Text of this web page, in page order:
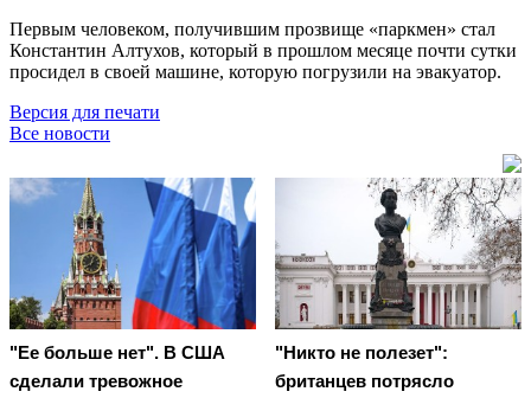
Первым человеком, получившим прозвище «паркмен» стал
Константин Алтухов, который в прошлом месяце почти сутки
просидел в своей машине, которую погрузили на эвакуатор.
Версия для печати
Все новости
"Ее больше нет". В США
сделали тревожное
"Никто не полезет":
британцев потрясло